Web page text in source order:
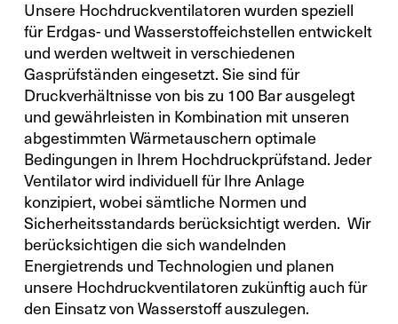
Unsere Hochdruckventilatoren wurden speziell
für Erdgas- und Wasserstoffeichstellen entwickelt
und werden weltweit in verschiedenen
Gasprüfständen eingesetzt. Sie sind für
Druckverhältnisse von bis zu 100 Bar ausgelegt
und gewährleisten in Kombination mit unseren
abgestimmten Wärmetauschern optimale
Bedingungen in Ihrem Hochdruckprüfstand. Jeder
Ventilator wird individuell für Ihre Anlage
konzipiert, wobei sämtliche Normen und
Sicherheitsstandards berücksichtigt werden. Wir
berücksichtigen die sich wandelnden
Energietrends und Technologien und planen
unsere Hochdruckventilatoren zukünftig auch für
den Einsatz von Wasserstoff auszulegen.